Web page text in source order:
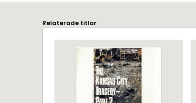
Relaterade titlar